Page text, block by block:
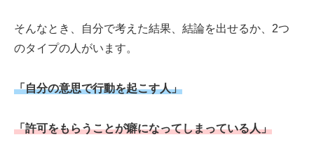
そんなとき、自分で考えた結果、結論を出せるか、2つ
のタイプの人がいます。
「自分の意思で行動を起こす人」
「許可をもらうことが癖になってしまっている人」